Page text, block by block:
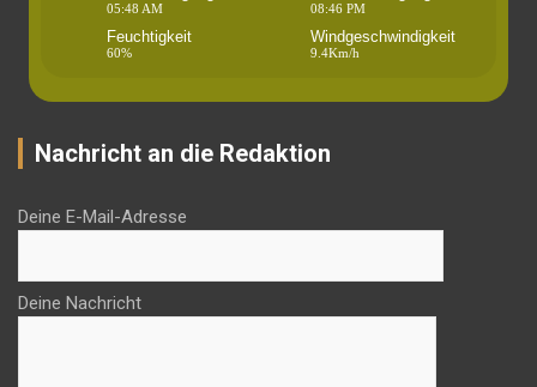
05:48 AM 08:46 PM
Feuchtigkeit
60%
Windgeschwindigkeit
9.4Km/h
Nachricht an die Redaktion
Deine E-Mail-Adresse
Deine Nachricht